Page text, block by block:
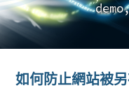
demo
如何防止網站被